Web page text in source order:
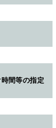
間等の指定